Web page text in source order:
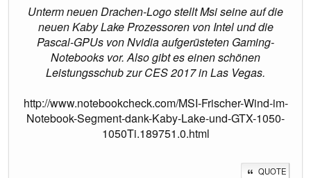
Unterm neuen Drachen-Logo stellt Msi seine auf die
neuen Kaby Lake Prozessoren von Intel und die
Pascal-GPUs von Nvidia aufgerüsteten Gaming-
Notebooks vor. Also gibt es einen schönen
Leistungsschub zur CES 2017 in Las Vegas.
http://www.notebookcheck.com/MSI-Frischer-Wind-im-
Notebook-Segment-dank-Kaby-Lake-und-GTX-1050-
1050Ti.189751.0.html
QUOTE